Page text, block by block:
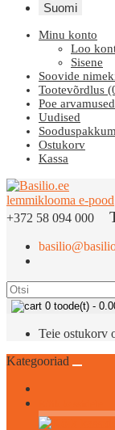
Suomi
Minu konto
Loo
Sisene
Soovide
Tootevõrdlus
Poe arvamused
Uudised
Ostukorv
Kassa
+372 58 094 000
0 toode(t) -
Teie ostukorv
Kategooriad